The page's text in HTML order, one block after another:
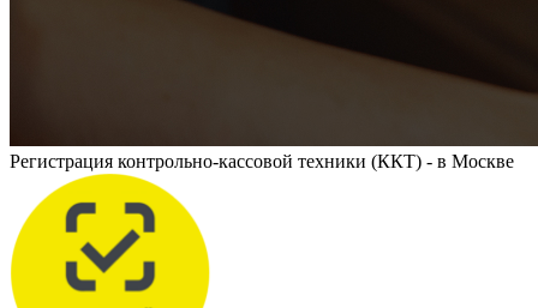
Регистрация контрольно-кассовой техники (ККТ) - в Москве